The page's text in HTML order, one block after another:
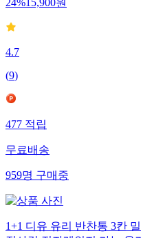
24%15,900원
4.7
(9)
477적립
무료배송
959명구매중
1+1 디유 유리 반찬통 3칸